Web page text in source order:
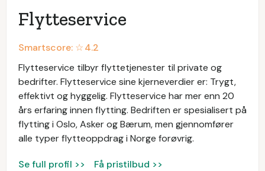
Flytteservice
Smartscore: ☆4.2
Flytteservice tilbyr flyttetjenester til private og
bedrifter. Flytteservice sine kjerneverdier er: Trygt,
effektivt og hyggelig. Flytteservice har mer enn 20
års erfaring innen flytting. Bedriften er spesialisert på
flytting i Oslo, Asker og Bærum, men gjennomfører
alle typer flytteoppdrag i Norge forøvrig.
Se full profil >> Få pristilbud >>